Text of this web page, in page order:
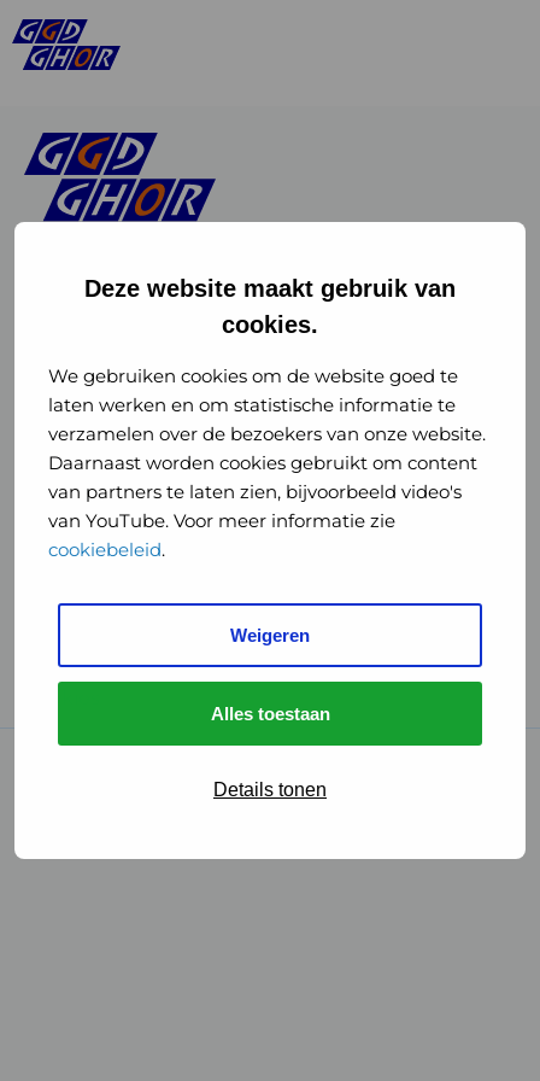
Deze website maakt gebruik van
cookies.
We gebruiken cookies om de website goed te
laten werken en om statistische informatie te
verzamelen over de bezoekers van onze website.
Daarnaast worden cookies gebruikt om content
van partners te laten zien, bijvoorbeeld video's
van YouTube. Voor meer informatie zie
cookiebeleid.
Weigeren
Alles toestaan
Details tonen
of
GGD
GHOR
Nederland
Instagram
of
GGD
GHOR
Nederland
GGD Reizen op social media
GGD Reizen
GGD Reisvaccinaties